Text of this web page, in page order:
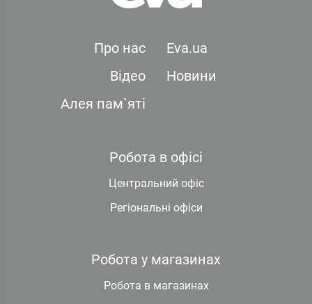
Про нас
Eva.ua
Відео
Новини
Алея пам`яті
Робота в офісі
Центральний офіс
Регіональні офіси
Робота у магазинах
Робота в магазинах